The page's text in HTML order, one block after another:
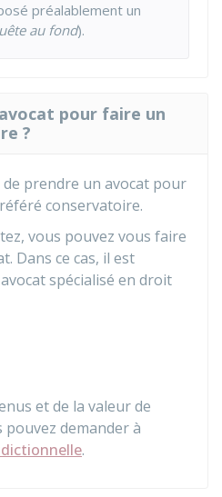
préalablement un
au fond).
pour faire un
?
prendre un avocat pour
conservatoire.
vous pouvez vous faire
Dans ce cas, il est
spécialisé en droit
et de la valeur de
demander à
.